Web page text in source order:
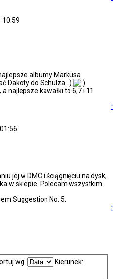
10:59
albumy Markusa
Dakoty do Schulza...)
najlepsze kawałki to 6,7 i 11
jej w DMC i ściągnięciu na dysk,
w sklepie. Polecam wszystkim
Suggestion No. 5.
wg: Kierunek: